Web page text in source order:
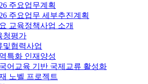
주요업무계획
주요업무 세부추진계획
교육정책사업 소개
청평가
및협력사업
특화 인재양성
어교육 기반 국제교류 활성화
노벨 프로젝트